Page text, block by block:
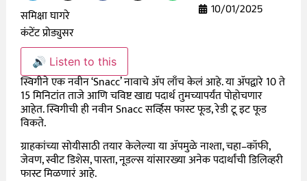
समिक्षा घागरे
कंटेंट प्रोड्युसर
10/01/2025
🔊 Listen to this
स्विगीने एक नवीन‘Snacc’नावाचे ॲप लाँच केलं आहे.या ॲपद्वारे10ते
15मिनिटांत ताजे आणि चविष्ट खाद्य पदार्थ तुमच्यापर्यंत पोहोचणार
आहेत.स्विगीची ही नवीनSnaccसर्व्हिस फास्ट फूड,रेडी टू इट फूड
विकते.
ग्राहकांच्या सोयीसाठी तयार केलेल्या या ॲपमुळे नाश्ता,चहा–कॉफी,
जेवण,स्वीट डिशेस,पास्ता,नूडल्स यांसारख्या अनेक पदार्थांची डिलिव्हरी
फास्ट मिळणारं आहे.